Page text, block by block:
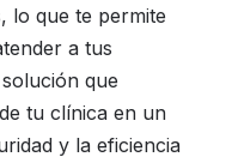
lo que te permite
a tus
que
tu clínica en un
y la eficiencia